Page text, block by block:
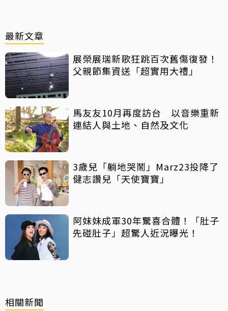
最新文章
展榮展瑞新歌狂跳百次舊傷復發！
父親節集資送「超實用大禮」
馬友友10月再度訪台 以音樂重新
連結人與土地、自然及文化
3歲兒「躺地哭鬧」Marz23投降了
健志讚兒「天使寶寶」
阿妹妹成軍30年驚喜合體！「肚子
先碰肚子」超驚人近況曝光！
相關新聞